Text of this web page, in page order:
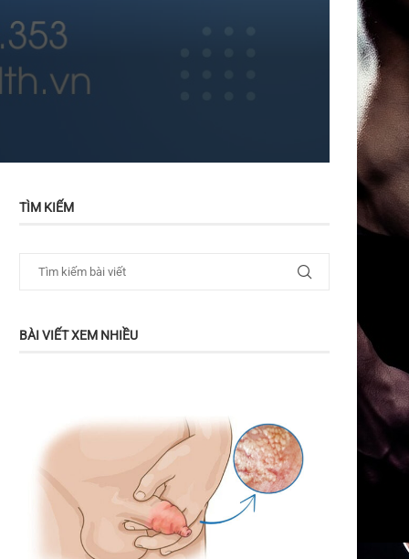
TÌM KIẾM
BÀI VIẾT XEM NHIỀU